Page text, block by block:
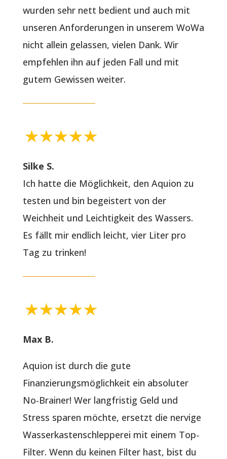
wurden sehr nett bedient und auch mit
unseren Anforderungen in unserem WoWa
nicht allein gelassen, vielen Dank. Wir
empfehlen ihn auf jeden Fall und mit
gutem Gewissen weiter.
Silke S.
Ich hatte die Möglichkeit, den Aquion zu
testen und bin begeistert von der
Weichheit und Leichtigkeit des Wassers.
Es fällt mir endlich leicht, vier Liter pro
Tag zu trinken!
Max B.
Aquion ist durch die gute
Finanzierungsmöglichkeit ein absoluter
No-Brainer! Wer langfristig Geld und
Stress sparen möchte, ersetzt die nervige
Wasserkastenschlepperei mit einem Top-
Filter. Wenn du keinen Filter hast, bist du